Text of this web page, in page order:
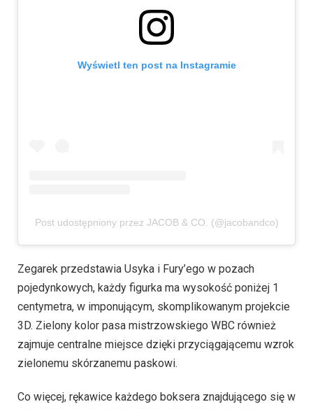
Wyświetl ten post na Instagramie
Post udostępniony przez JACOB & CO. (@jacobandco)
Zegarek przedstawia Usyka i Fury’ego w pozach
pojedynkowych, każdy figurka ma wysokość poniżej 1
centymetra, w imponującym, skomplikowanym projekcie
3D. Zielony kolor pasa mistrzowskiego WBC również
zajmuje centralne miejsce dzięki przyciągającemu wzrok
zielonemu skórzanemu paskowi.
Co więcej, rękawice każdego boksera znajdującego się w